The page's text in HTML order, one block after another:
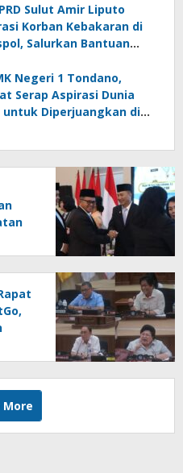
Sulut Amir Liputo
Korban Kebakaran di
Salurkan Bantuan
Negeri 1 Tondano,
Serap Aspirasi Dunia
untuk Diperjuangkan di
More